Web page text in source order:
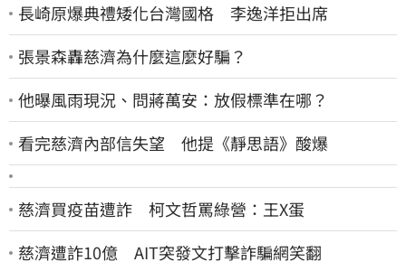
長崎原爆典禮矮化台灣國格 李逸洋拒出席
張景森轟慈濟為什麼這麼好騙？
他曝風雨現況、問蔣萬安：放假標準在哪？
看完慈濟內部信失望 他提《靜思語》酸爆
慈濟買疫苗遭詐 柯文哲罵綠營：王X蛋
慈濟遭詐10億 AIT突發文打擊詐騙網笑翻